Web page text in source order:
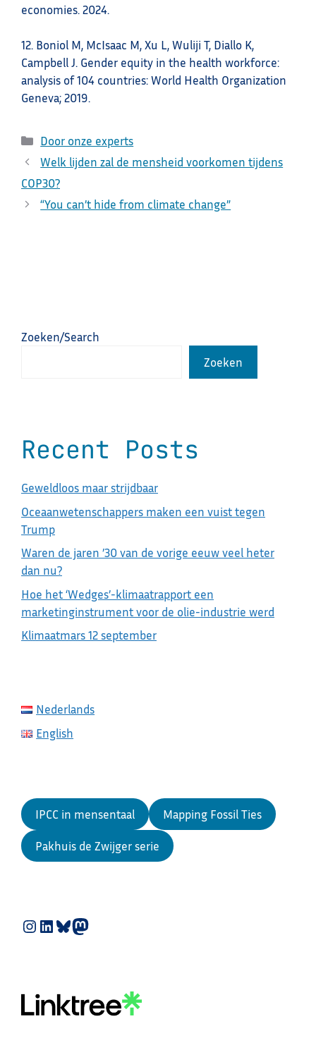
economies. 2024.
12.​ Boniol M, McIsaac M, Xu L, Wuliji T, Diallo K,
Campbell J. Gender equity in the health workforce:
analysis of 104 countries: World Health Organization
Geneva; 2019.
Categorieën
Door onze experts
Welk lijden zal de mensheid voorkomen tijdens
COP30?
“You can’t hide from climate change”
Zoeken/Search
Zoeken
Recent Posts
Geweldloos maar strijdbaar
Oceaanwetenschappers maken een vuist tegen
Trump
Waren de jaren ’30 van de vorige eeuw veel heter
dan nu?
Hoe het ‘Wedges’-klimaatrapport een
marketinginstrument voor de olie-industrie werd
Klimaatmars 12 september
Nederlands
English
IPCC in mensentaal Mapping Fossil Ties
Pakhuis de Zwijger serie
Instagram
LinkedIn
Bluesky
Mastodon